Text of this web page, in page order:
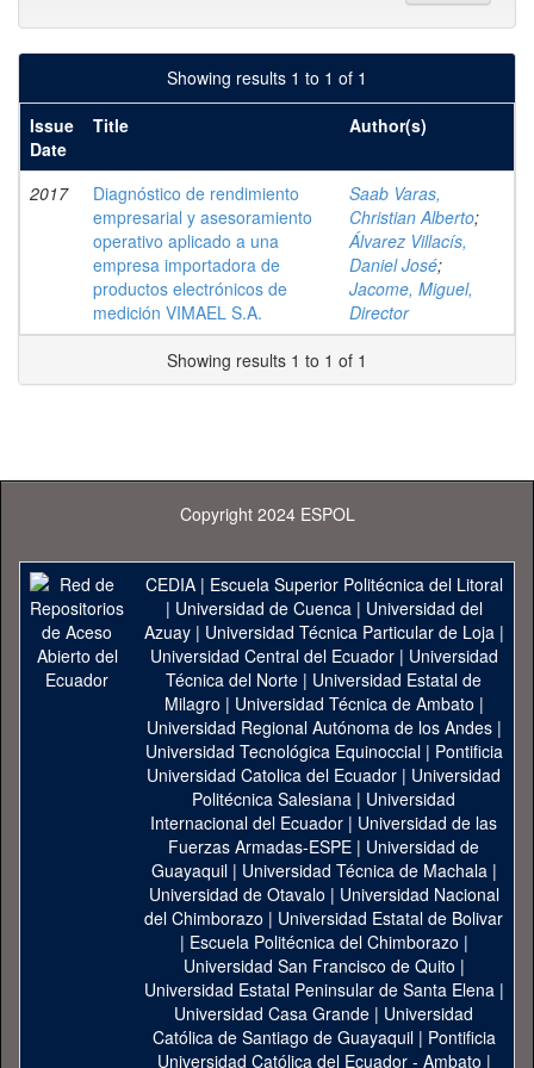
Showing results 1 to 1 of 1
Issue
Date
Title Author(s)
2017
Diagnóstico de rendimiento
empresarial y asesoramiento
operativo aplicado a una
empresa importadora de
productos electrónicos de
medición VIMAEL S.A.
Saab Varas,
Christian Alberto;
Álvarez Villacís,
Daniel José;
Jacome, Miguel,
Director
Showing results 1 to 1 of 1
Copyright 2024 ESPOL
CEDIA| Escuela Superior Politécnica del Litoral
| Universidad de Cuenca| Universidad del
Azuay| Universidad Técnica Particular de Loja|
Universidad Central del Ecuador| Universidad
Técnica del Norte | Universidad Estatal de
Milagro | Universidad Técnica de Ambato |
Universidad Regional Autónoma de los Andes|
Universidad Tecnológica Equinoccial| Pontificia
Universidad Catolica del Ecuador | Universidad
Politécnica Salesiana | Universidad
Internacional del Ecuador | Universidad de las
Fuerzas Armadas-ESPE | Universidad de
Guayaquil| Universidad Técnica de Machala|
Universidad de Otavalo | Universidad Nacional
del Chimborazo | Universidad Estatal de Bolivar
| Escuela Politécnica del Chimborazo |
Universidad San Francisco de Quito |
Universidad Estatal Peninsular de Santa Elena|
Universidad Casa Grande | Universidad
Católica de Santiago de Guayaquil| Pontificia
Universidad Católica del Ecuador - Ambato |